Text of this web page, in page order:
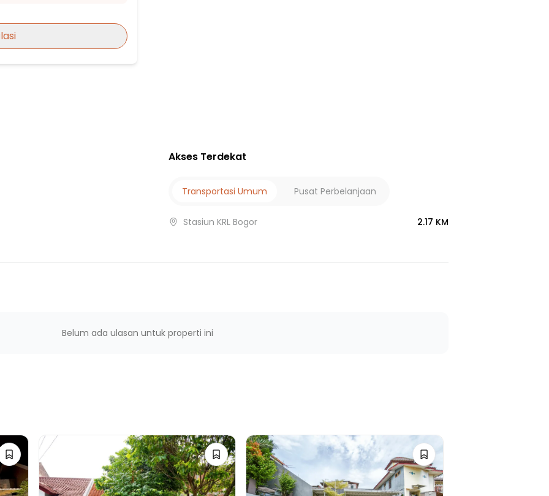
Akses Terdekat
Transportasi Umum Pusat Perbelanjaan
Stasiun KRL Bogor 2.17 KM
Belum ada ulasan untuk properti ini